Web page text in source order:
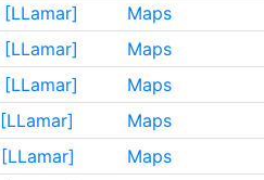
[LLamar] Maps
[LLamar] Maps
[LLamar] Maps
[LLamar] Maps
[LLamar] Maps